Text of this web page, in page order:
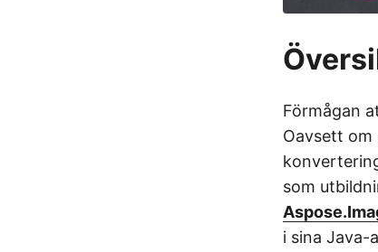
Förmågan
Oavsett om
som
i sina Java-